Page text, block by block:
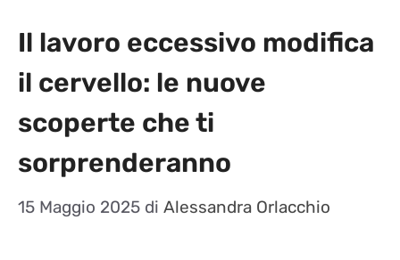
Il lavoro eccessivo modifica
il cervello: le nuove
scoperte che ti
sorprenderanno
15 Maggio 2025 di Alessandra Orlacchio